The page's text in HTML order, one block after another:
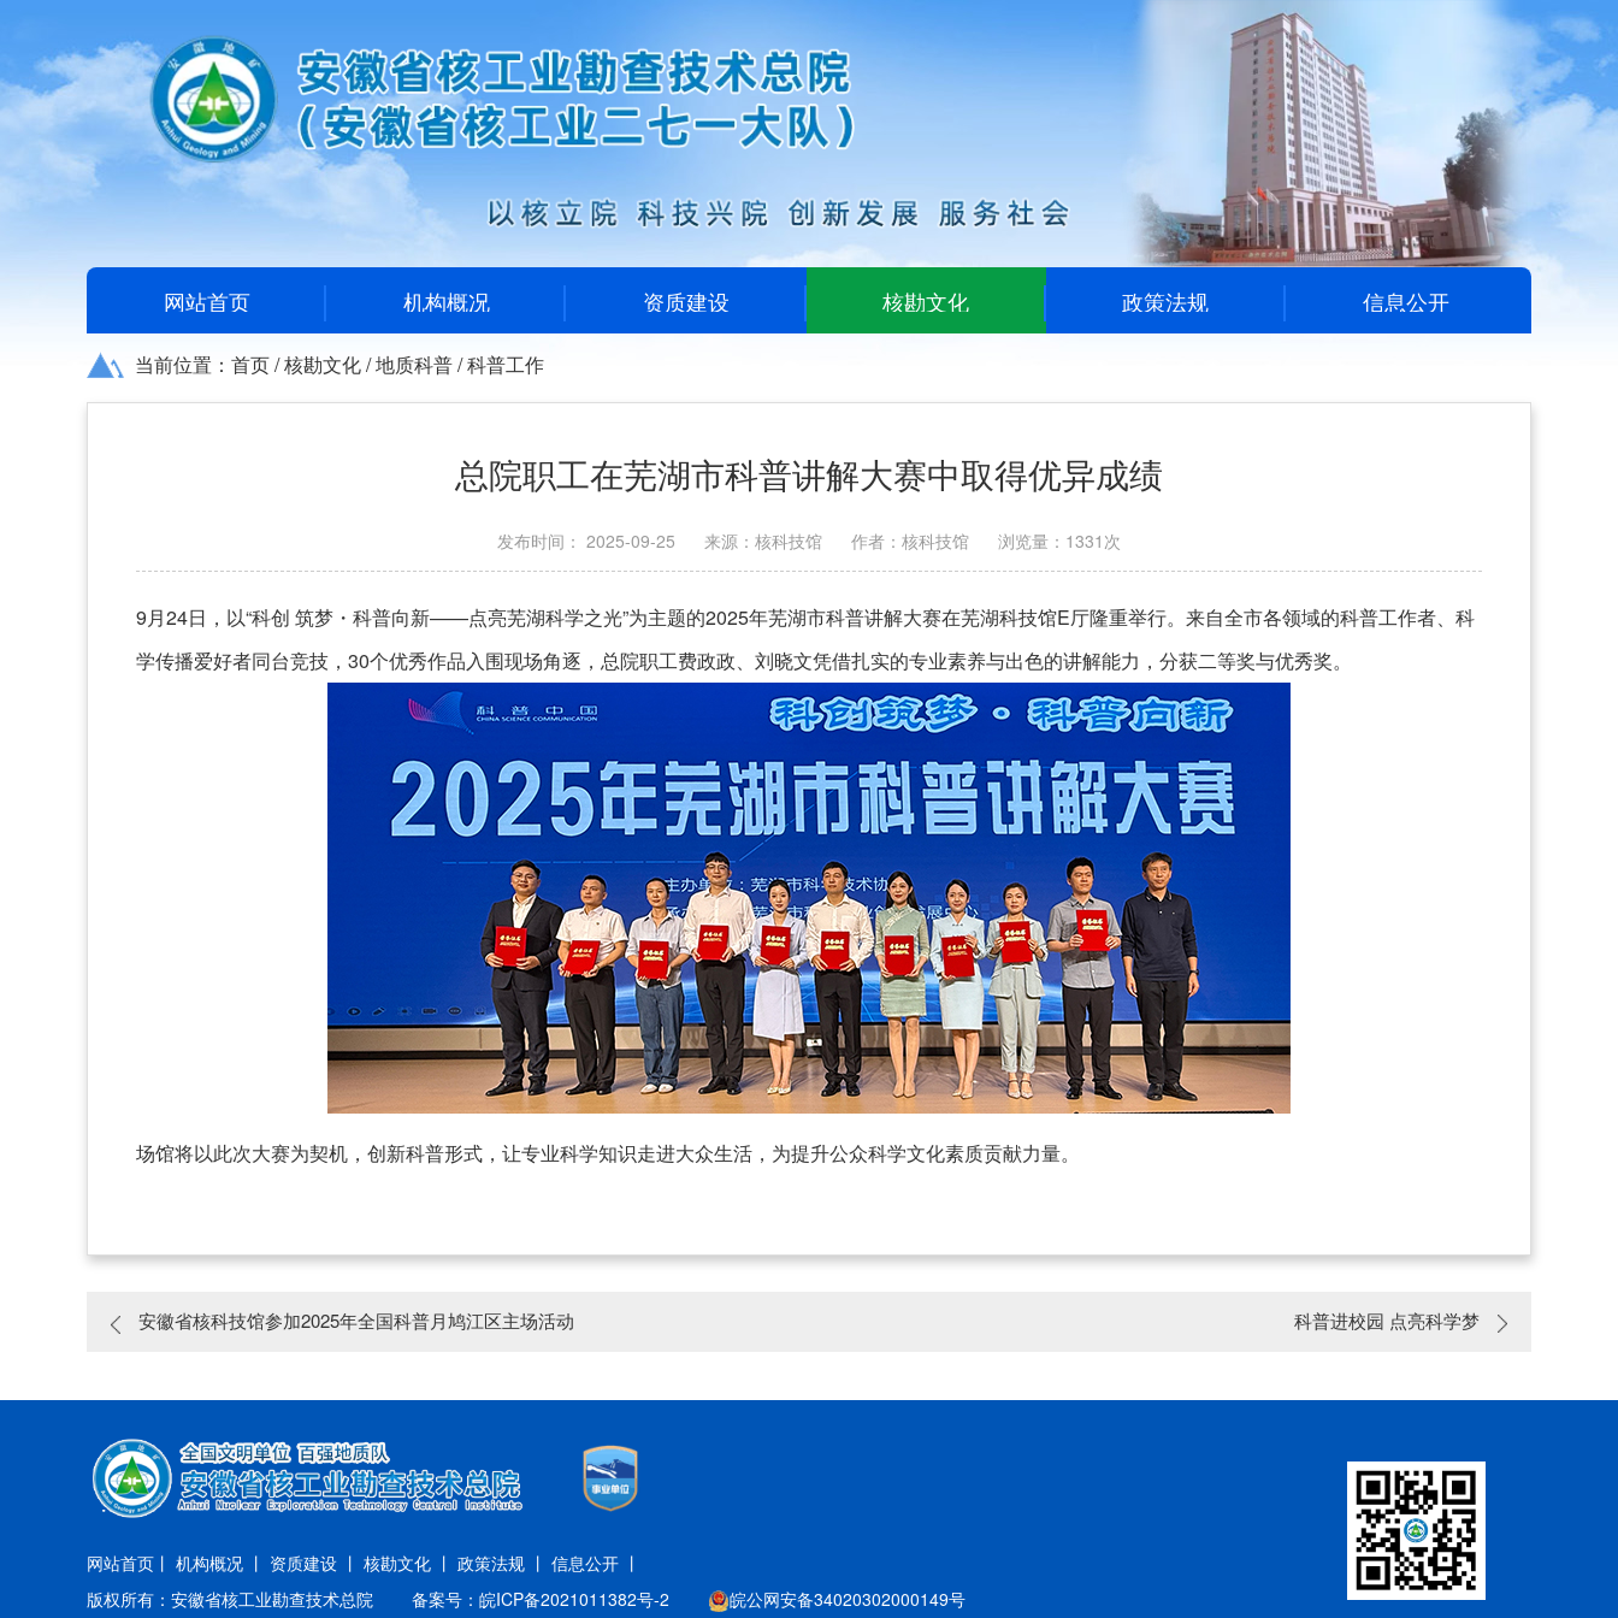
网站首页 机构概况 资质建设 核勘文化 政策法规 信息公开
当前位置： 首页/核勘文化/地质科普/科普工作
总院职工在芜湖市科普讲解大赛中取得优异成绩
发布时间： 2025-09-25 来源：核科技馆 作者：核科技馆 浏览量： 1331 次
9月24日，以“科创 筑梦・科普向新——点亮芜湖科学之光”为主题的2025年芜湖市科普讲解大赛在芜湖科技馆E厅隆重举行。来自全市各领域的科普工作者、科
学传播爱好者同台竞技，30个优秀作品入围现场角逐，总院职工费政政、刘晓文凭借扎实的专业素养与出色的讲解能力，分获二等奖与优秀奖。
场馆将以此次大赛为契机，创新科普形式，让专业科学知识走进大众生活，为提升公众科学文化素质贡献力量。
安徽省核科技馆参加2025年全国科普月鸠江区主场活动 科普进校园 点亮科学梦
网站首页丨 机构概况 丨 资质建设 丨 核勘文化 丨 政策法规 丨 信息公开 丨
版权所有：安徽省核工业勘查技术总院 备案号：皖ICP备2021011382号-2
皖公网安备34020302000149号